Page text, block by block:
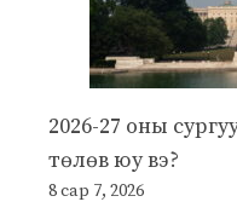
2026-27 оны
төлөв юу вэ?
8 сар 7, 2026